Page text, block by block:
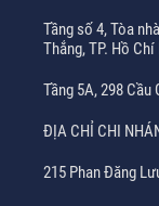
Tầng số 4, Tòa
Thắng, TP. Hồ
Tầng 5A, 298 Cầu
ĐỊA CHỈ CHI
215 Phan Đăng